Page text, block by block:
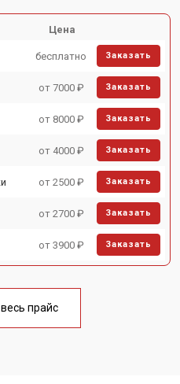
Цена
бесплатно Заказать
от 7000 ₽ Заказать
от 8000 ₽ Заказать
от 4000 ₽ Заказать
от 2500 ₽ Заказать
от 2700 ₽ Заказать
от 3900 ₽ Заказать
прайс